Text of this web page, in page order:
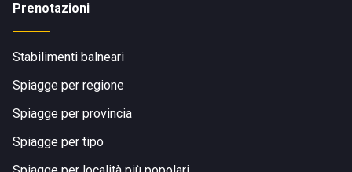
Prenotazioni
Stabilimenti balneari
Spiagge per regione
Spiagge per provincia
Spiagge per tipo